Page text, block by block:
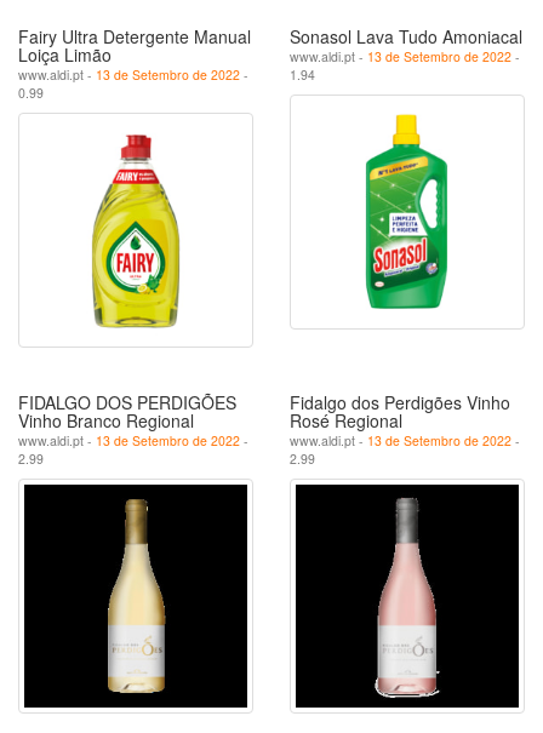
Fairy Ultra Detergente Manual
Loiça Limão
www.aldi.pt - 13 de Setembro de 2022 -
0.99
Sonasol Lava Tudo Amoniacal
www.aldi.pt - 13 de Setembro de 2022 -
1.94
FIDALGO DOS PERDIGÕES
Vinho Branco Regional
www.aldi.pt - 13 de Setembro de 2022 -
2.99
Fidalgo dos Perdigões Vinho
Rosé Regional
www.aldi.pt - 13 de Setembro de 2022 -
2.99